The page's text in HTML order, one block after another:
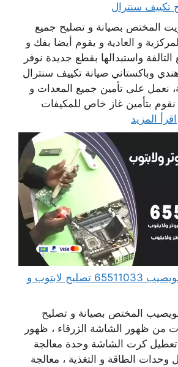
تكييف سنترال
المختص بصيانة و تصليح جميع
و العادية و يقوم أيضا بفك و
واستبدالها بقطع جديدة نوفر
وباكستاني صيانة تكييف سنترال
نعمل على تأمين جميع المعدات و
و نقوم بتأمين غاز خاص للمكيفات
اقرأ المزيد
مهندس كمبيوتر النويصيب 65511033 تصليح لابتوب و
المختص بصيانة و تصليح
من ظهور الشاشة الزرقاء ، ظهور
تعطيل كرت الشاشة وحدة معالجة
الطاقة و التغذية ، معالجة